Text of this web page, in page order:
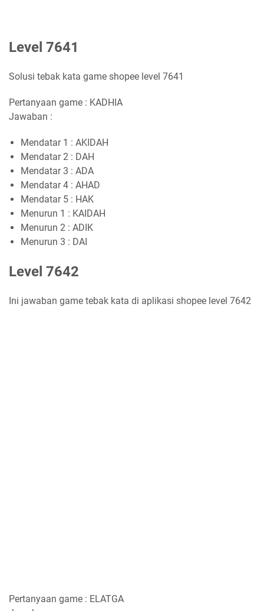
Level 7641
Solusi tebak kata game shopee level 7641
Pertanyaan game : KADHIA
Jawaban :
Mendatar 1 : AKIDAH
Mendatar 2 : DAH
Mendatar 3 : ADA
Mendatar 4 : AHAD
Mendatar 5 : HAK
Menurun 1 : KAIDAH
Menurun 2 : ADIK
Menurun 3 : DAI
Level 7642
Ini jawaban game tebak kata di aplikasi shopee level 7642
Pertanyaan game : ELATGA